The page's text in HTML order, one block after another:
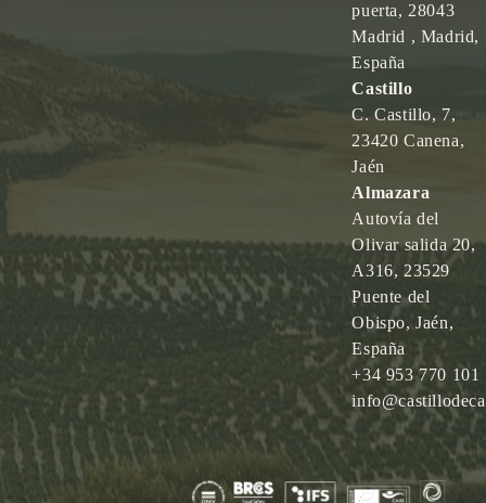
puerta, 28043
Madrid , Madrid,
España
Castillo
C. Castillo, 7,
23420 Canena,
Jaén
Almazara
Autovía del
Olivar salida 20,
A316, 23529
Puente del
Obispo, Jaén,
España
+34 953 770 101